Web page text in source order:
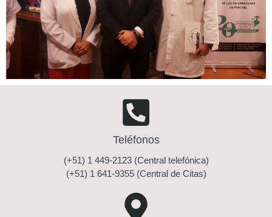
Teléfonos
(+51) 1 449-2123 (Central telefónica)
(+51) 1 641-9355 (Central de Citas)